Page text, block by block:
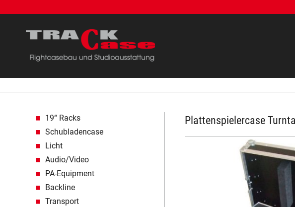
Navigation überspringen
19“ Racks
Schubladencase
Licht
Audio/Video
PA-Equipment
Backline
Transport
Plattenspielercase